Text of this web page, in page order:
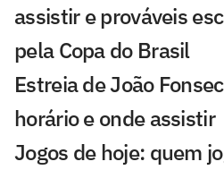
assistir e prováveis
pela Copa do Brasil
Estreia de João
horário e onde assistir
Jogos de hoje: quem